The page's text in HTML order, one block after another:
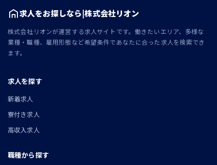
求人をお探しなら|株式会社リオン
株式会社リオンが運営する求人サイトです。働きたいエリア、多様な
業種・職種、雇用形態など希望条件であなたに合った求人を検索でき
ます。
求人を探す
新着求人
寮付き求人
高収入求人
職種から探す